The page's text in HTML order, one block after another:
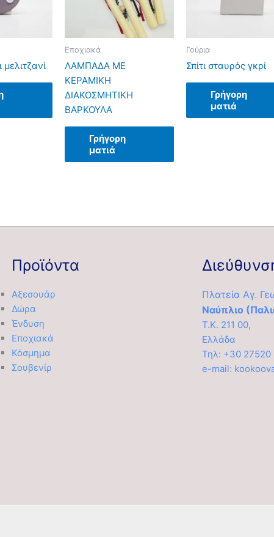
Εποχιακά
ΛΑΜΠΑΔΑ ΜΕ
ΚΕΡΑΜΙΚΗ
ΔΙΑΚΟΣΜΗΤΙΚΗ
ΒΑΡΚΟΥΛΑ
Γρήγορη
ματιά
Γούρια
Σπίτι σταυρός γκρί
Γρήγορη
ματιά
Προϊόντα
Αξεσουάρ
Δώρα
Ένδυση
Εποχιακά
Κόσμημα
Σουβενίρ
Πλατεία Αγ.
Ναύπλιο
Τ.Κ. 211 00,
Ελλάδα
Τηλ: +30 27520
e-mail: